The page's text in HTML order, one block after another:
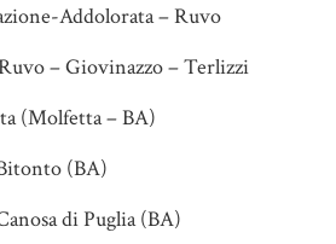
Addolorata – Ruvo
– Giovinazzo – Terlizzi
(Molfetta – BA)
(BA)
di Puglia (BA)